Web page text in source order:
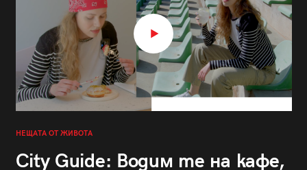
НЕЩАТА ОТ ЖИВОТА
City Guide: Водим те на кафе,